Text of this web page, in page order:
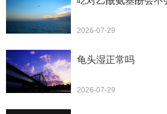
2026-07-29
龟头湿正常吗
2026-07-29